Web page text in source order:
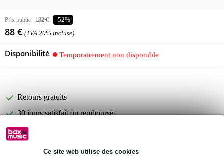
Ce site web utilise des cookies
Prix public 182 € -52%
88 € (TVA 20% incluse)
Disponibilité Temporairement non disponible
Retours gratuits
30 jours satisfait ou remboursé
Informations